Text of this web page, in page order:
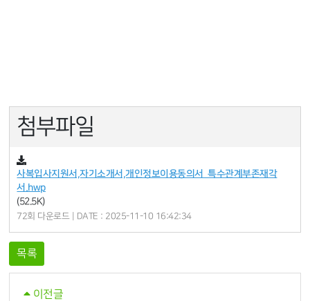
첨부파일
사복입사지원서,자기소개서,개인정보이용동의서_특수관계부존재각
서.hwp
(52.5K)
72회 다운로드 | DATE : 2025-11-10 16:42:34
목록
이전글